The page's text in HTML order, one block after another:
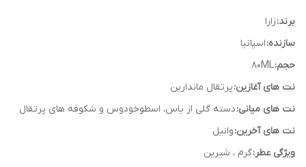
برند:زارا
سازنده:اسپانیا
حجم:
نت های آغازین:پرتقال ماندارین
نت های میانی:دسته گلی از یاس، اسطوخودوس و شکوفه های پرتقال
نت های آخرین:وانیل
ویژگی عطر:گرم ، شیرین